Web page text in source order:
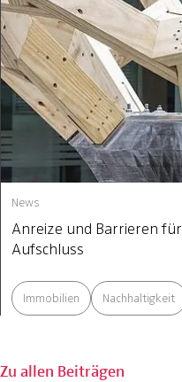
News
Anreize und Barrieren
Aufschluss
Immobilien Nachhaltigkeit
Zu allen Beiträgen